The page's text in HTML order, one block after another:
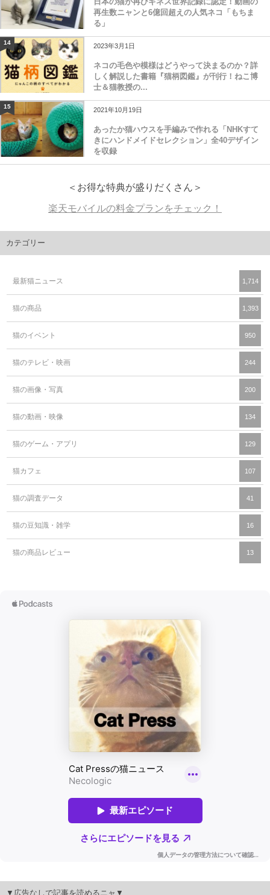
再生数ニャンと6億回超えの人気ネコ「もちま
る」
14 2023年3月1日
ネコの毛色や模様はどうやって決まるのか？詳
しく解説した書籍『猫柄図鑑』が刊行！ねこ博
士＆猫教授の...
15 2021年10月19日
あったか猫ハウスを手編みで作れる「NHKすて
きにハンドメイドセレクション」全40デザイン
を収録
＜お得な特典が盛りだくさん＞
楽天モバイルの料金プランをチェック！
カテゴリー
最新猫ニュース 1,714
猫の商品 1,393
猫のイベント 950
猫のテレビ・映画 244
猫の画像・写真 200
猫の動画・映像 134
猫のゲーム・アプリ 129
猫カフェ 107
猫の調査データ 41
猫の豆知識・雑学 16
猫の商品レビュー 13
▼広告なしで記事を読めるニャ▼